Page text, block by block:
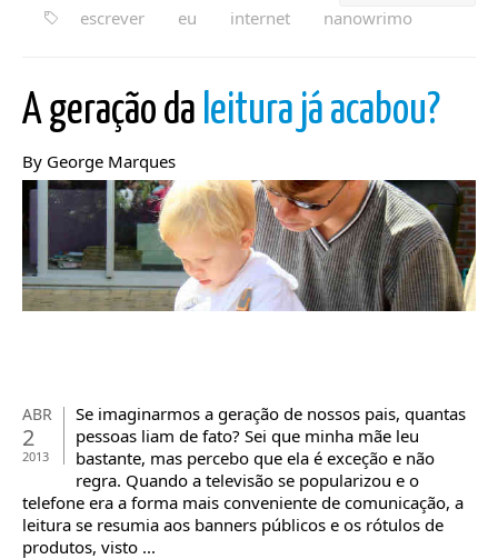
escrever
eu internet nanowrimo
A geração da leitura já acabou?
By George Marques
ABR
2
2013
Se imaginarmos a geração de nossos pais, quantas
pessoas liam de fato? Sei que minha mãe leu
bastante, mas percebo que ela é exceção e não
regra. Quando a televisão se popularizou e o
telefone era a forma mais conveniente de comunicação, a
leitura se resumia aos banners públicos e os rótulos de
produtos, visto ...